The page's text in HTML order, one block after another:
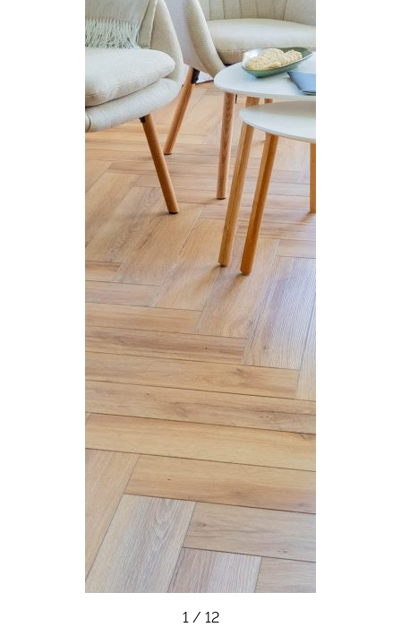
PORTFOLIO
AKTUALNOŚCI
KONTAKT
STREFA KLIENTA
Eng
1/ 12